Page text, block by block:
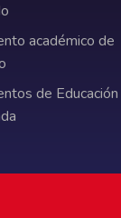
académico de
de Educación